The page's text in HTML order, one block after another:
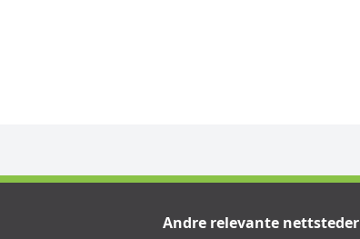
Andre relevante nettsteder